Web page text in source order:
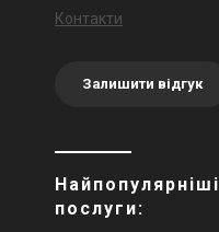
Контакти
Залишити відгук
Найпопулярніші
послуги: